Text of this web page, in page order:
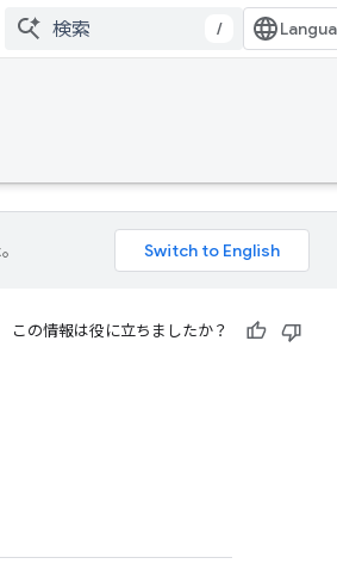
/
この情報は役に立ちましたか？